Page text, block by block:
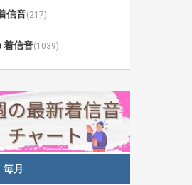
信音(217)
着信音(1039)
毎月